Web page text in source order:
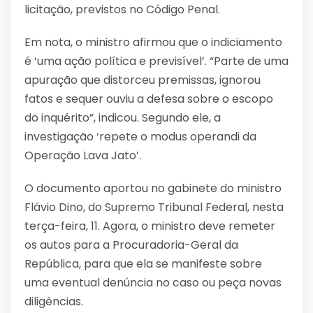
licitação, previstos no Código Penal.
Em nota, o ministro afirmou que o indiciamento
é ‘uma ação política e previsível’. “Parte de uma
apuração que distorceu premissas, ignorou
fatos e sequer ouviu a defesa sobre o escopo
do inquérito”, indicou. Segundo ele, a
investigação ‘repete o modus operandi da
Operação Lava Jato’.
O documento aportou no gabinete do ministro
Flávio Dino, do Supremo Tribunal Federal, nesta
terça-feira, 11. Agora, o ministro deve remeter
os autos para a Procuradoria-Geral da
República, para que ela se manifeste sobre
uma eventual denúncia no caso ou peça novas
diligências.